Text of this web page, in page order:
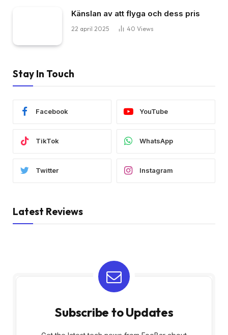
Känslan av att flyga och dess pris
22 april 2025 40 Views
Stay In Touch
Facebook YouTube
TikTok WhatsApp
Twitter Instagram
Latest Reviews
Subscribe to Updates